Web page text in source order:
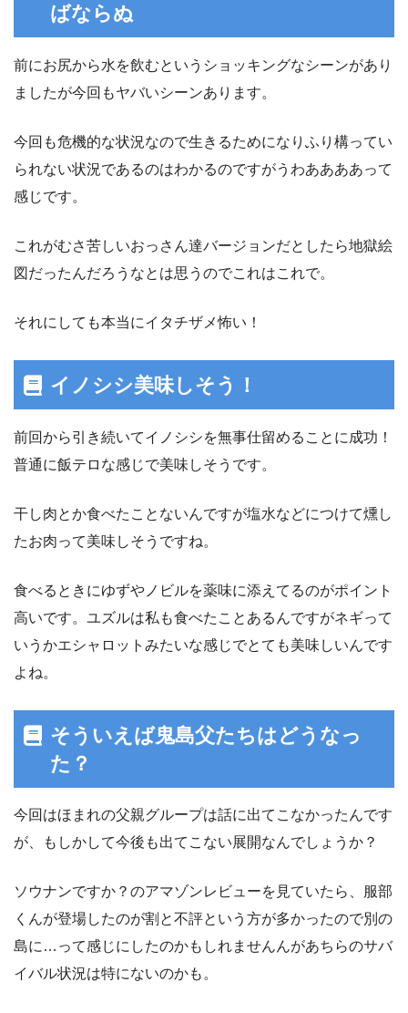
ばならぬ
前にお尻から水を飲むというショッキングなシーンがあり
ましたが今回もヤバいシーンあります。
今回も危機的な状況なので生きるためになりふり構ってい
られない状況であるのはわかるのですがうわああああって
感じです。
これがむさ苦しいおっさん達バージョンだとしたら地獄絵
図だったんだろうなとは思うのでこれはこれで。
それにしても本当にイタチザメ怖い！
イノシシ美味しそう！
前回から引き続いてイノシシを無事仕留めることに成功！
普通に飯テロな感じで美味しそうです。
干し肉とか食べたことないんですが塩水などにつけて燻し
たお肉って美味しそうですね。
食べるときにゆずやノビルを薬味に添えてるのがポイント
高いです。ユズルは私も食べたことあるんですがネギって
いうかエシャロットみたいな感じでとても美味しいんです
よね。
そういえば鬼島父たちはどうなっ
た？
今回はほまれの父親グループは話に出てこなかったんです
が、もしかして今後も出てこない展開なんでしょうか？
ソウナンですか？のアマゾンレビューを見ていたら、服部
くんが登場したのが割と不評という方が多かったので別の
島に…って感じにしたのかもしれませんんがあちらのサバ
イバル状況は特にないのかも。